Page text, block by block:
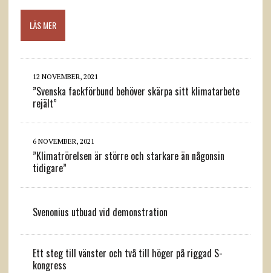
LÄS MER
12 NOVEMBER, 2021
”Svenska fackförbund behöver skärpa sitt klimatarbete
rejält”
6 NOVEMBER, 2021
”Klimatrörelsen är större och starkare än någonsin
tidigare”
Svenonius utbuad vid demonstration
Ett steg till vänster och två till höger på riggad S-
kongress